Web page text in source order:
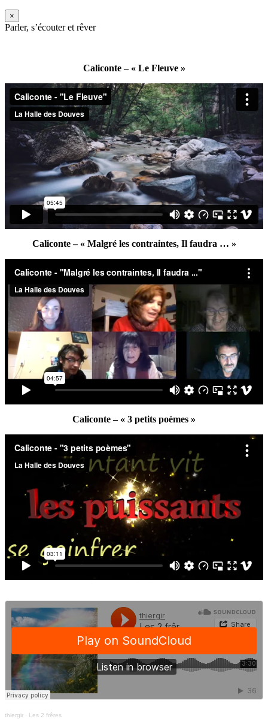
×
Parler, s’écouter et rêver
Caliconte – « Le Fleuve »
Caliconte – « Malgré les contraintes, Il faudra … »
Caliconte – « 3 petits poèmes »
thiergir · Les 2 frêres